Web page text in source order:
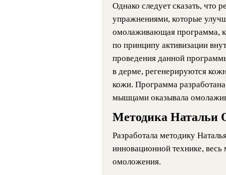
Однако следует сказать, что
упражнениями, которые
омолаживающая программа,
по принципу активизации
проведения данной
в дерме, регенерируются
кожи. Программа
мышцами оказывала
Методика Натальи
Разработала методику
инновационной технике,
омоложения.